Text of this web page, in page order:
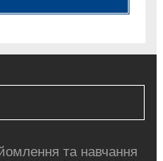
та навчання